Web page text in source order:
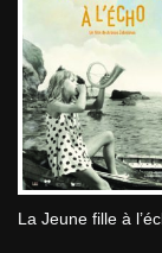
La Jeune fille à